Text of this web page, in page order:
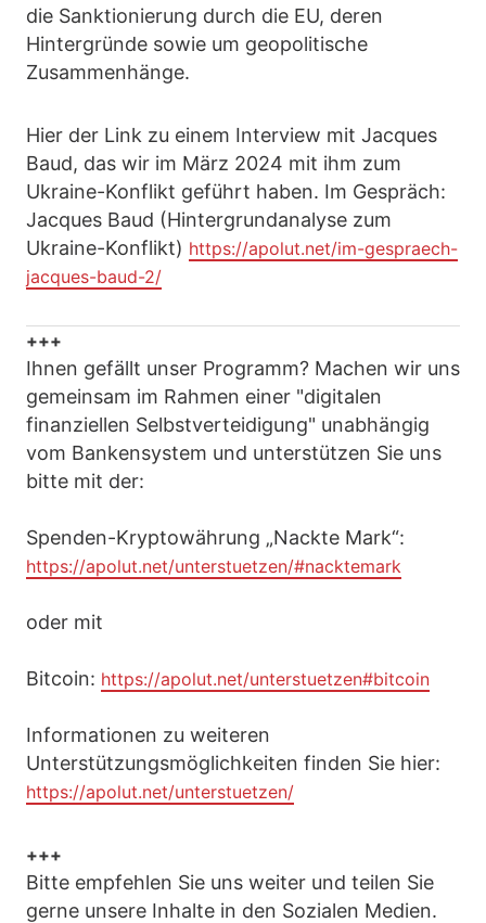
die Sanktionierung durch die EU, deren
Hintergründe sowie um geopolitische
Zusammenhänge.
Hier der Link zu einem Interview mit Jacques
Baud, das wir im März 2024 mit ihm zum
Ukraine-Konflikt geführt haben. Im Gespräch:
Jacques Baud (Hintergrundanalyse zum
Ukraine-Konflikt) https://apolut.net/im-gespraech-
jacques-baud-2/
+++
Ihnen gefällt unser Programm? Machen wir uns
gemeinsam im Rahmen einer "digitalen
finanziellen Selbstverteidigung" unabhängig
vom Bankensystem und unterstützen Sie uns
bitte mit der:
Spenden-Kryptowährung „Nackte Mark“:
https://apolut.net/unterstuetzen/#nacktemark
oder mit
Bitcoin: https://apolut.net/unterstuetzen#bitcoin
Informationen zu weiteren
Unterstützungsmöglichkeiten finden Sie hier:
https://apolut.net/unterstuetzen/
+++
Bitte empfehlen Sie uns weiter und teilen Sie
gerne unsere Inhalte in den Sozialen Medien.